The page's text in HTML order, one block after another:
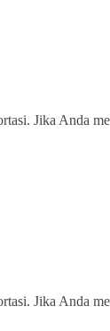
Jika Anda
Jika Anda